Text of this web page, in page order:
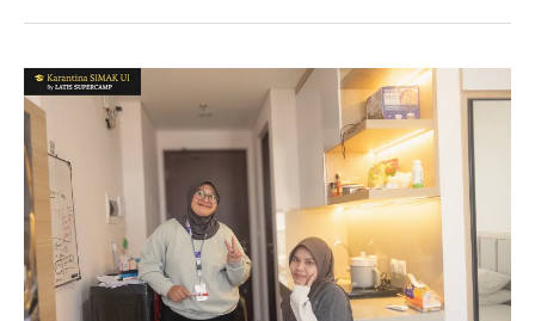
Impian
Masuk
Dimulai
dari
Sini:
Bimbingan
SIMAK
UI